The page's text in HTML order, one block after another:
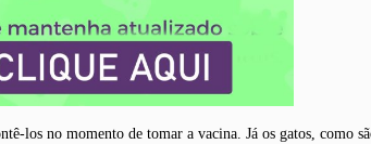
los no momento de tomar a vacina. Já os gatos, como